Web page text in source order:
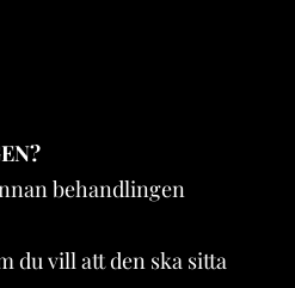
behandlingen
du vill att den ska sitta